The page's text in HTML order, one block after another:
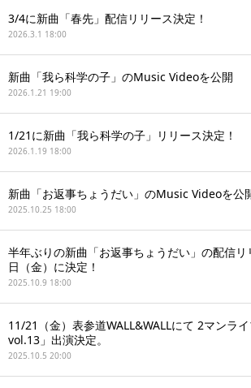
3/4に新曲「春先」配信リリース決定！
2026.3.1 18:00
新曲「我ら科学の子」のMusic Videoを公開
2026.1.21 19:00
1/21に新曲「我ら科学の子」リリース決定！
2026.1.19 18:00
新曲「お返事ちょうだい」のMusic Videoを公
2025.10.25 18:00
半年ぶりの新曲「お返事ちょうだい」の配信
日（金）に決定！
2025.10.9 18:00
11/21（金）表参道WALL&WALLにて 2マンラ
vol.13」出演決定。
2025.10.5 20:00